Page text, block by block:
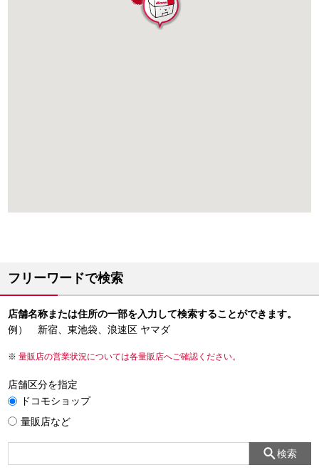
フリーワードで検索
店舗名称または住所の一部を入力して検索することができます。
例） 新宿、東池袋、浪速区 ヤマダ
量販店の営業状況については各量販店へご確認ください。
店舗区分を指定
ドコモショップ
量販店など
検索